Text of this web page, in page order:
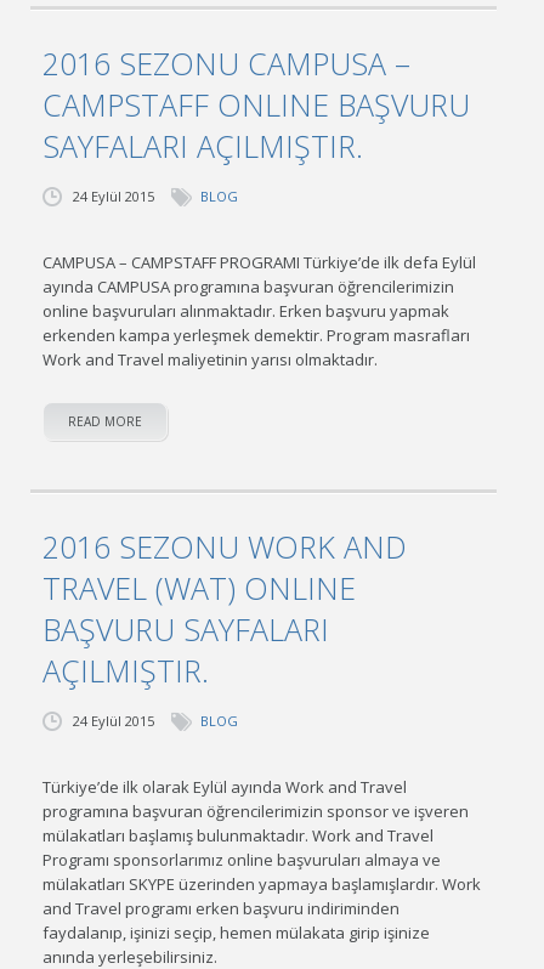
2016 SEZONU CAMPUSA –
CAMPSTAFF ONLINE BAŞVURU
SAYFALARI AÇILMIŞTIR.
24 Eylül 2015 BLOG
CAMPUSA – CAMPSTAFF PROGRAMI Türkiye’de ilk defa Eylül
ayında CAMPUSA programına başvuran öğrencilerimizin
online başvuruları alınmaktadır. Erken başvuru yapmak
erkenden kampa yerleşmek demektir. Program masrafları
Work and Travel maliyetinin yarısı olmaktadır.
READ MORE
2016 SEZONU WORK AND
TRAVEL (WAT) ONLINE
BAŞVURU SAYFALARI
AÇILMIŞTIR.
24 Eylül 2015 BLOG
Türkiye’de ilk olarak Eylül ayında Work and Travel
programına başvuran öğrencilerimizin sponsor ve işveren
mülakatları başlamış bulunmaktadır. Work and Travel
Programı sponsorlarımız online başvuruları almaya ve
mülakatları SKYPE üzerinden yapmaya başlamışlardır. Work
and Travel programı erken başvuru indiriminden
faydalanıp, işinizi seçip, hemen mülakata girip işinize
anında yerleşebilirsiniz.